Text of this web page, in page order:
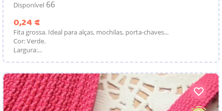
Disponível 66
0,24 €
Fita grossa. Ideal para alças, mochilas, porta-chaves...
Cor: Verde.
Largura:...